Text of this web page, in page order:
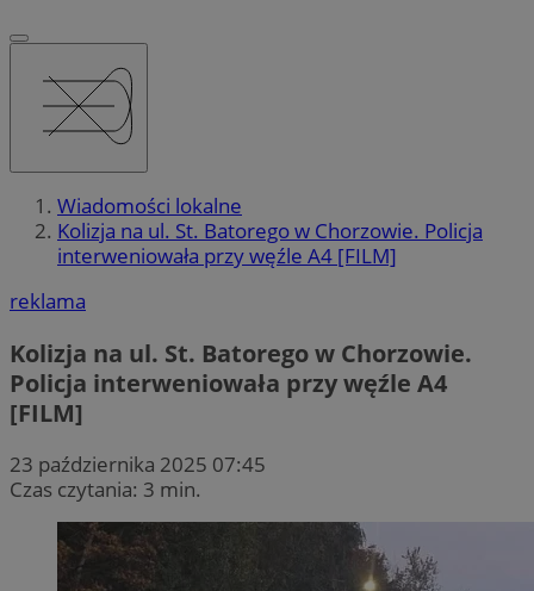
Wiadomości lokalne
Kolizja na ul. St. Batorego w Chorzowie. Policja
interweniowała przy węźle A4 [FILM]
reklama
Kolizja na ul. St. Batorego w Chorzowie.
Policja interweniowała przy węźle A4
[FILM]
23 października 2025 07:45
Czas czytania: 3 min.